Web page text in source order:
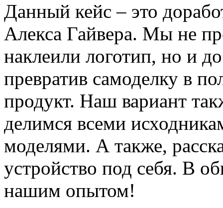
Данный кейс – это
Алекса Гайвера. Мы не
наклеили логотип, но и
превратив самоделку в
продукт. Наш вариант
делимся всеми
моделями. А также,
устройство под себя. В
нашим опытом!